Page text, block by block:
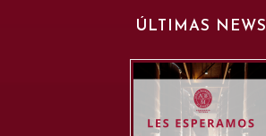
ÚLTIMAS NEWS